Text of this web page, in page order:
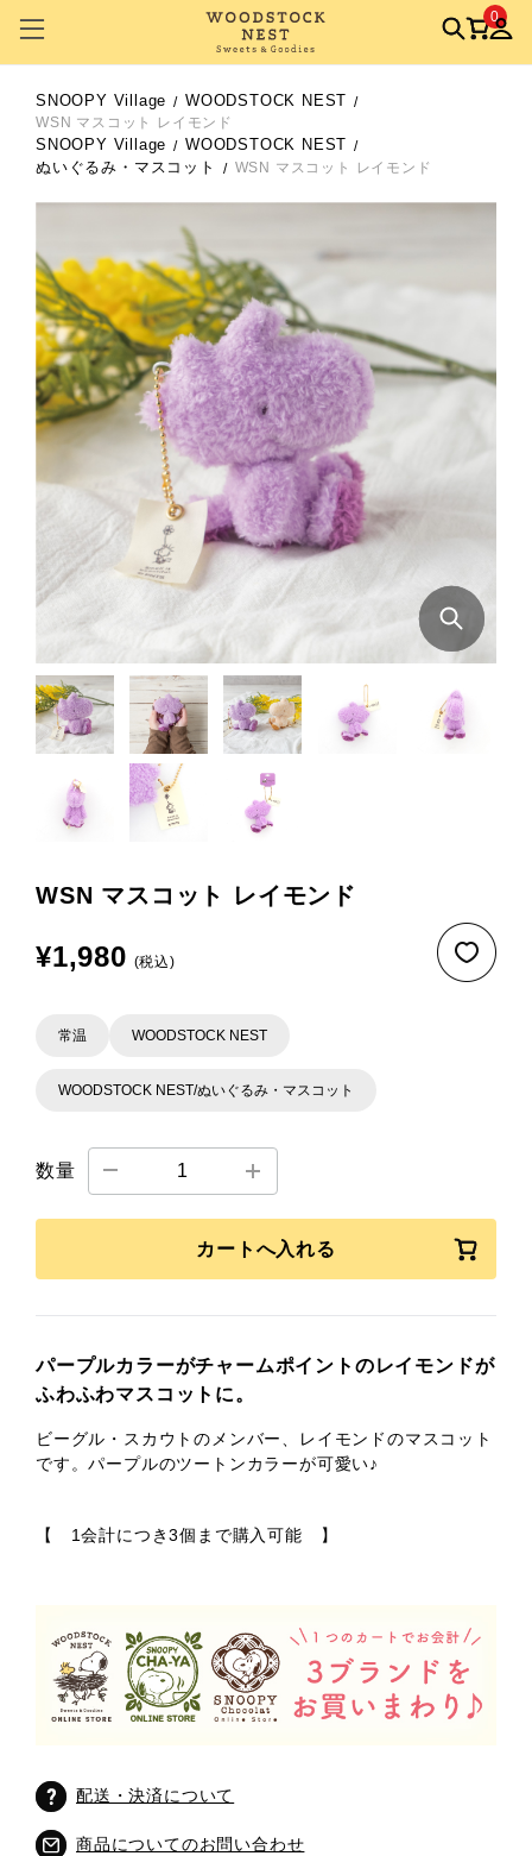
0
SNOOPY Village WOODSTOCK NEST
WSN マスコット レイモンド
SNOOPY Village
WOODSTOCK NEST
ぬいぐるみ・マスコット
WSN マスコット レイモンド
WSN マスコット レイモンド
¥1,980 (税込)
常温 WOODSTOCK NEST
WOODSTOCK NEST/ぬいぐるみ・マスコット
数量
カートへ入れる
パープルカラーがチャームポイントのレイモンドが
ふわふわマスコットに。
ビーグル・スカウトのメンバー、レイモンドのマスコット
です。パープルのツートンカラーが可愛い♪
【 1会計につき3個まで購入可能 】
配送・決済について
商品についてのお問い合わせ